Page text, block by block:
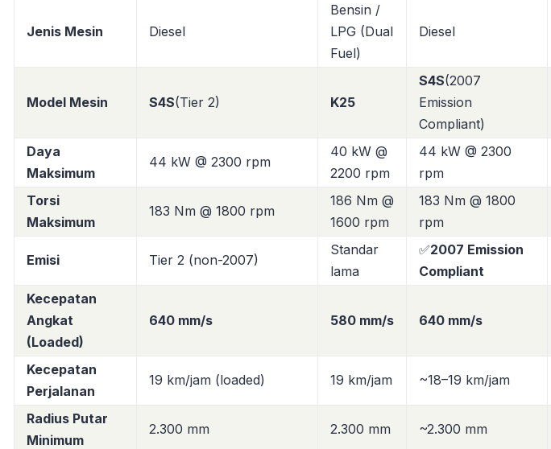
Jenis Mesin Diesel
Bensin /
LPG (Dual
Fuel)
Diesel
Model Mesin S4S(Tier 2) K25
S4S(2007
Emission
Compliant)
Daya
Maksimum
44 kW @ 2300 rpm
40 kW @
2200 rpm
44 kW @ 2300
rpm
Torsi
Maksimum
183 Nm @ 1800 rpm
186 Nm @
1600 rpm
183 Nm @ 1800
rpm
Emisi Tier 2 (non-2007)
Standar
lama
✅2007 Emission
Compliant
Kecepatan
Angkat
(Loaded)
640 mm/s 580 mm/s 640 mm/s
Kecepatan
Perjalanan
19 km/jam (loaded) 19 km/jam ~18–19 km/jam
Radius Putar
Minimum
2.300 mm 2.300 mm ~2.300 mm